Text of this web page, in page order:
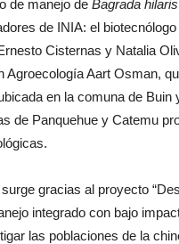
de manejo de Bagrada hilaris
de INIA: el biotecnólogo
Cisternas y Natalia
Agroecología Aart Osman,
en la comuna de Buin
de Panquehue y Catemu
gracias al proyecto
integrado con bajo
las poblaciones de la